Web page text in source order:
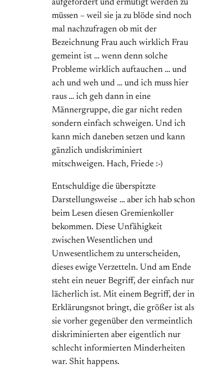
aufgefordert und ermutigt werden zu
müssen – weil sie ja zu blöde sind noch
mal nachzufragen ob mit der
Bezeichnung Frau auch wirklich Frau
gemeint ist … wenn denn solche
Probleme wirklich auftauchen … und
ach und weh und … und ich muss hier
raus … ich geh dann in eine
Männergruppe, die gar nicht reden
sondern einfach schweigen. Und ich
kann mich daneben setzen und kann
gänzlich undiskriminiert
mitschweigen. Hach, Friede :-)
Entschuldige die überspitzte
Darstellungsweise … aber ich hab schon
beim Lesen diesen Gremienkoller
bekommen. Diese Unfähigkeit
zwischen Wesentlichen und
Unwesentlichem zu unterscheiden,
dieses ewige Verzetteln. Und am Ende
steht ein neuer Begriff, der einfach nur
lächerlich ist. Mit einem Begriff, der in
Erklärungsnot bringt, die größer ist als
sie vorher gegenüber den vermeintlich
diskriminierten aber eigentlich nur
schlecht informierten Minderheiten
war. Shit happens.